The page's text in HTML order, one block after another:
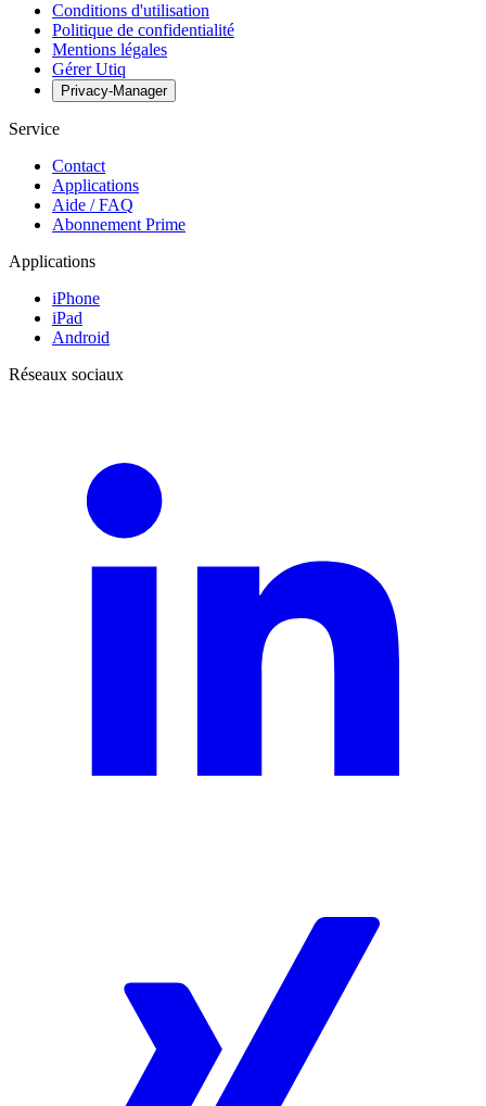
Conditions d'utilisation
Politique de confidentialité
Mentions légales
Gérer Utiq
Privacy-Manager
Service
Contact
Applications
Aide / FAQ
Abonnement Prime
Applications
iPhone
iPad
Android
Réseaux sociaux